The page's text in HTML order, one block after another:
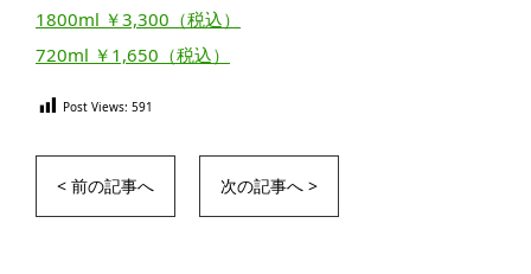
1800ml ￥3,300（税込）
720ml ￥1,650（税込）
Post Views: 591
< 前の記事へ 次の記事へ >